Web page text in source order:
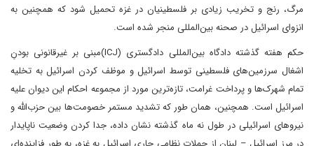
مرگ، رنج و تخریب زیادی بر فلسطینیان در غزه تحمیل شود که همچنین به
انزوای اسرائیل در صحنه بین‌المللی منجر شده است.
حکم هفته گذشته دادگاه بین‌المللی دادگستری (ICJ)مبنی بر غیرقانونی بودنِ
اشغال سرزمین‌های فلسطینی توسط اسرائیل و موظف کردن اسرائیل به تخلیه
تمام شهرک‌ها و پرداخت غرامت، تازه‌ترین مورد از مجموعه احکام این دیوان علیه
اسرائیل است. همچنین، همان طور که تشدید مستمر خصومت‌ها بین حزب‌الله و
نیروهای اسرائیلی در طول نه ماه گذشته نشان داده، جدا کردن وضعیت ناپایدار